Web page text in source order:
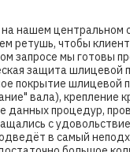
нашем центральном
ретушь, чтобы
запросе мы готовы
защита
покрытие шлицевой
вала), крепление
данных процедур,
с
в самый